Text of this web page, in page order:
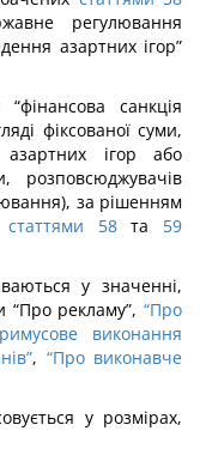
регулювання
азартних ігор”
санкція
фіксованої суми,
азартних ігор або
розповсюджувачів
за рішенням
статтями 58та 59
у значенні,
“Про рекламу”,“Про
виконання
, “Про виконавче
у розмірах,